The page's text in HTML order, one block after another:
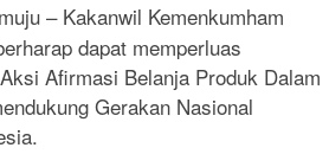
– Kakanwil Kemenkumham
dapat memperluas
Afirmasi Belanja Produk Dalam
Gerakan Nasional